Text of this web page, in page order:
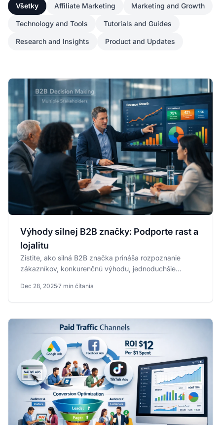
Všetky Affiliate Marketing Marketing and Growth
Technology and Tools Tutorials and Guides
Research and Insights Product and Updates
Výhody silnej B2B značky: Podporte rast a
lojalitu
Zistite, ako silná B2B značka prináša rozpoznanie
zákazníkov, konkurenčnú výhodu, jednoduchšie
Dec 28, 20257 min čítania